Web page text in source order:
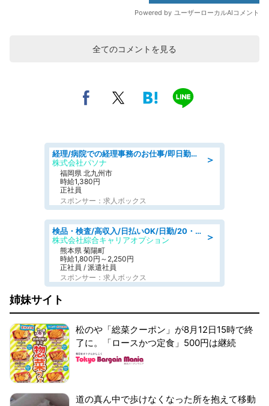
全てのコメントを見る
＞
経理/病院での経理事務のお仕事/即日勤務可/車通勤可/経理/一般事務
株式会社パソナ
福岡県 北九州市
時給1,380円
正社員
スポンサー：求人ボックス
＞
検品・検査/高収入/日払いOK/日勤/20・30・40代活躍中/製造 工場
株式会社綜合キャリアオプション
熊本県 菊陽町
時給1,800円～2,250円
正社員 / 派遣社員
スポンサー：求人ボックス
姉妹サイト
松のや「総菜クーポン」が8月12日15時で終
了に。「ロースかつ定食」500円は継続
道の真ん中で歩けなくなった所を抱えて移動